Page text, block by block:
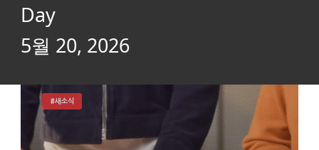
Day
5월 20, 2026
#새소식